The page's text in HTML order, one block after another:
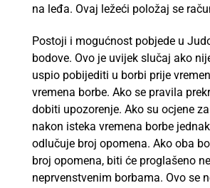
na leđa. Ovaj ležeći položaj se
Postoji i mogućnost pobjede u
bodove. Ovo je uvijek slučaj ako
uspio pobijediti u borbi prije
vremena borbe. Ako se pravila
dobiti upozorenje. Ako su ocjene
nakon isteka vremena borbe
odlučuje broj opomena. Ako oba
broj opomena, biti će proglašeno
neprvenstvenim borbama. Ovo se